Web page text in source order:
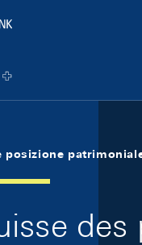
posizione